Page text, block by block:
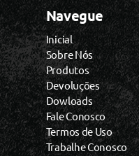
Navegue
Inicial
Sobre Nós
Produtos
Devoluções
Dowloads
Fale Conosco
Termos de Uso
Trabalhe Conosco